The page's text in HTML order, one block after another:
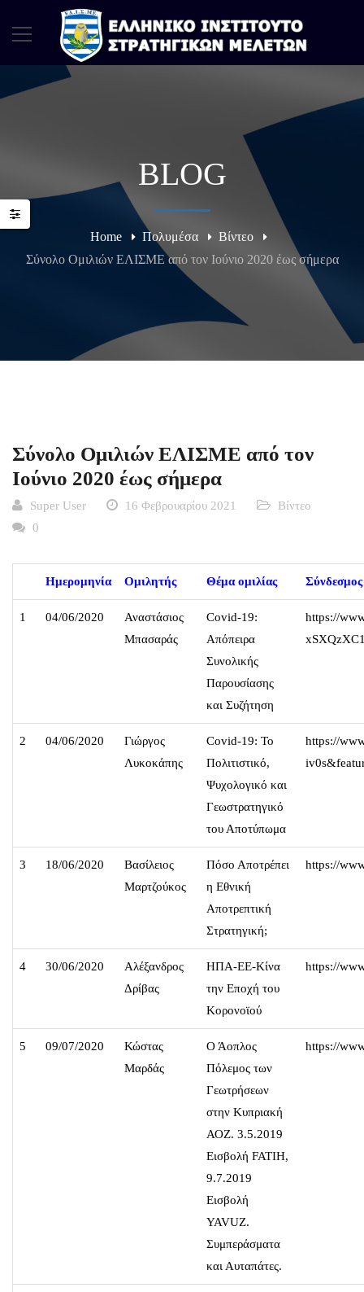
BLOG
Home Πολυμέσα
Βίντεο
Σύνολο Ομιλιών ΕΛΙΣΜΕ από τον Ιούνιο 2020 έως σήμερα
Σύνολο Ομιλιών ΕΛΙΣΜΕ από τον
Ιούνιο 2020 έως σήμερα
Super User 16 Φεβρουαρίου 2021
Βίντεο
0
Ημερομηνία Ομιλητής Θέμα ομιλίας
1 04/06/2020
Αναστάσιος
Μπασαράς
Covid-19:
Απόπειρα
Συνολικής
Παρουσίασης
και Συζήτηση
https://
2 04/06/2020
Γιώργος
Λυκοκάπης
Covid-19: Το
Πολιτιστικό,
Ψυχολογικό και
Γεωστρατηγικό
του Αποτύπωμα
https://
3 18/06/2020
Βασίλειος
Μαρτζούκος
Πόσο Αποτρέπει
η Εθνική
Αποτρεπτική
Στρατηγική;
https://
4 30/06/2020
Αλέξανδρος
Δρίβας
ΗΠΑ-ΕΕ-Κίνα
την Εποχή του
Κορονοϊού
https://
5 09/07/2020
Κώστας
Μαρδάς
Ο Άοπλος
Πόλεμος των
Γεωτρήσεων
στην Κυπριακή
ΑΟΖ. 3.5.2019
Εισβολή FATIH,
9.7.2019
Εισβολή
YAVUZ.
Συμπεράσματα
και Αυταπάτες.
https://